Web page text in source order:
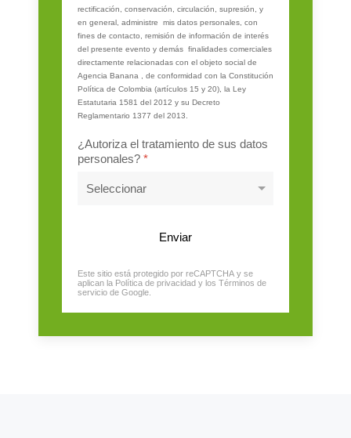
rectificación, conservación, circulación, supresión, y
en general, administre mis datos personales, con
fines de contacto, remisión de información de interés
del presente evento y demás finalidades comerciales
directamente relacionadas con el objeto social de
Agencia Banana , de conformidad con la Constitución
Política de Colombia (artículos 15 y 20), la Ley
Estatutaria 1581 del 2012 y su Decreto
Reglamentario 1377 del 2013.
¿Autoriza el tratamiento de sus datos
personales? *
Enviar
reCAPTCHA*
Este sitio está protegido por reCAPTCHA y se
aplican la Política de privacidad y los Términos de
servicio de Google.